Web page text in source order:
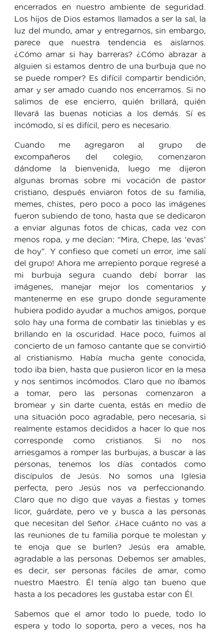
encerrados en nuestro ambiente de seguridad.
Los hijos de Dios estamos llamados a ser la sal, la
luz del mundo, amar y entregarnos, sin embargo,
parece que nuestra tendencia es aislarnos.
¿Cómo amar si hay barreras? ¿Cómo abrazar a
alguien si estamos dentro de una burbuja que no
se puede romper? Es difícil compartir bendición,
amar y ser amado cuando nos encerramos. Si no
salimos de ese encierro, quién brillará, quién
llevará las buenas noticias a los demás. Sí es
incómodo, sí es difícil, pero es necesario.
Cuando me agregaron al grupo de
excompañeros del colegio, comenzaron
dándome la bienvenida, luego me dijeron
algunas bromas sobre mi vocación de pastor
cristiano, después enviaron fotos de su familia,
memes, chistes, pero poco a poco las imágenes
fueron subiendo de tono, hasta que se dedicaron
a enviar algunas fotos de chicas, cada vez con
menos ropa, y me decían: “Mira, Chepe, las ‘evas’
de hoy”. Y confieso que cometí un error, ¡me salí
del grupo! Ahora me arrepiento porque regresé a
mi burbuja segura cuando debí borrar las
imágenes, manejar mejor los comentarios y
mantenerme en ese grupo donde seguramente
hubiera podido ayudar a muchos amigos, porque
solo hay una forma de combatir las tinieblas y es
brillando en la oscuridad. Hace poco, fuimos al
concierto de un famoso cantante que se convirtió
al cristianismo. Había mucha gente conocida,
todo iba bien, hasta que pusieron licor en la mesa
y nos sentimos incómodos. Claro que no íbamos
a tomar, pero las personas comenzaron a
bromear y sin darte cuenta, estás en medio de
una situación poco agradable, pero necesaria, si
realmente estamos decididos a hacer lo que nos
corresponde como cristianos. Si no nos
arriesgamos a romper las burbujas, a buscar a las
personas, tenemos los días contados como
discípulos de Jesús. No somos una Iglesia
perfecta, pero Jesús nos va perfeccionando.
Claro que no digo que vayas a fiestas y tomes
licor, guárdate, pero ve y busca a las personas
que necesitan del Señor. ¿Hace cuánto no vas a
las reuniones de tu familia porque te molestan y
te enoja que se burlen? Jesús era amable,
agradable a las personas. Debemos ser amables,
es decir, ser personas fáciles de amar, como
nuestro Maestro. Él tenía algo tan bueno que
hasta a los pecadores les gustaba estar con Él.
Sabemos que el amor todo lo puede, todo lo
espera y todo lo soporta, pero a veces, nos ha